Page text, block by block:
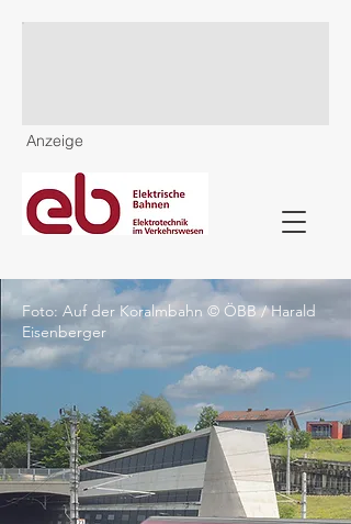
Anzeige
Foto: Auf der Koralmbahn © ÖBB / Harald
Eisenberger